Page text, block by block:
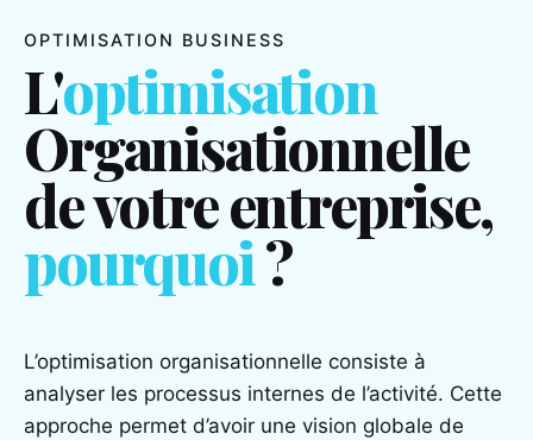
OPTIMISATION BUSINESS
L'optimisation
Organisationnelle
de votre entreprise,
pourquoi?
L’optimisation organisationnelle consiste à
analyser les processus internes de l’activité. Cette
approche permet d’avoir une vision globale de